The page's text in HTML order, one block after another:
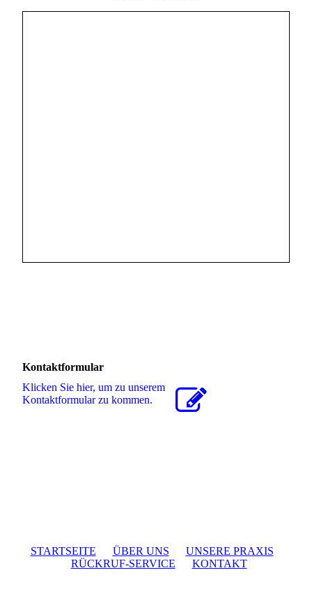
Kontaktformular
Klicken Sie hier, um zu unserem
Kon­takt­for­mu­lar zu kommen.
STARTSEITE ÜBER UNS
UNSERE PRAXIS
RÜCKRUF-SERVICE
KONTAKT